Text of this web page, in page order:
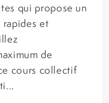
qui propose un
rapides et
de
cours collectif